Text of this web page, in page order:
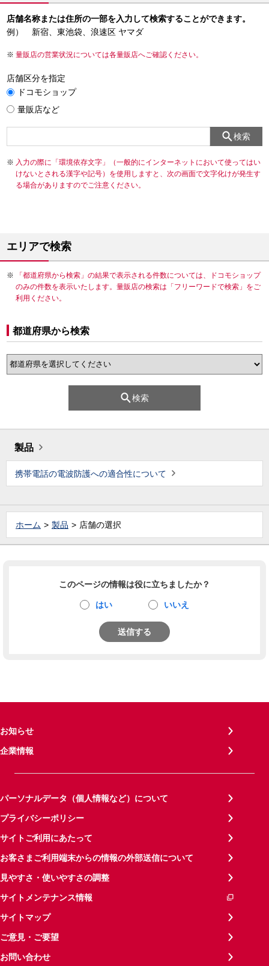
店舗名称または住所の一部を入力して検索することができます。
例） 新宿、東池袋、浪速区 ヤマダ
量販店の営業状況については各量販店へご確認ください。
店舗区分を指定
ドコモショップ
量販店など
検索
入力の際に「環境依存文字」（一般的にインターネットにおいて使ってはい
けないとされる漢字や記号）を使用しますと、次の画面で文字化けが発生す
る場合がありますのでご注意ください。
エリアで検索
「都道府県から検索」の結果で表示される件数については、ドコモショップ
のみの件数を表示いたします。量販店の検索は「フリーワードで検索」をご
利用ください。
都道府県から検索
検索
製品
携帯電話の電波防護への適合性について
ホーム 製品 店舗の選択
このページの情報は役に立ちましたか？
はい いいえ
送信する
お知らせ
企業情報
パーソナルデータ（個人情報など）について
プライバシーポリシー
サイトご利用にあたって
お客さまご利用端末からの情報の外部送信について
見やすさ・使いやすさの調整
サイトメンテナンス情報
サイトマップ
ご意見・ご要望
お問い合わせ